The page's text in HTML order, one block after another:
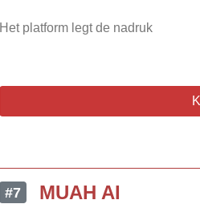
Het platform legt de nadruk
#7 MUAH AI